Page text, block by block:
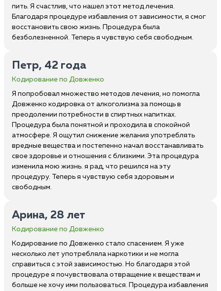
пить. Я счастлив, что нашел этот метод лечения.
Благодаря процедуре избавления от зависимости, я смог
восстановить свою жизнь. Процедура была
безболезненной. Теперь я чувствую себя свободным.
Петр, 42 года
Кодирование по Довженко
Я попробовал множество методов лечения, но помогла
Довженко кодировка от алкоголизма за помощь в
преодолении потребности в спиртных напитках.
Процедура была понятной и проходила в спокойной
атмосфере. Я ощутил снижение желания употреблять
вредные вещества и постепенно начал восстанавливать
свое здоровье и отношения с близкими. Эта процедура
изменила мою жизнь. я рад, что решился на эту
процедуру. Теперь я чувствую себя здоровым и
свободным.
Арина, 28 лет
Кодирование по Довженко
Кодирование по Довженко стало спасением. Я уже
несколько лет употребляла наркотики и не могла
справиться с этой зависимостью. Но благодаря этой
процедуре я почувствовала отвращение к веществам и
больше не хочу ими пользоваться. Процедура избавления